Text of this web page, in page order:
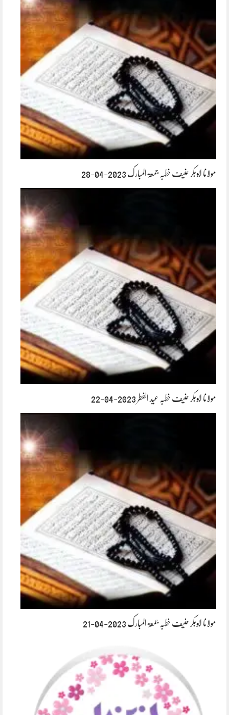
مولانا ابوبکر حنیف خطبہ جمعۃ المبارک 2023-04-28
مولانا ابوبکر حنیف خطبہ عید الفطر 2023-04-22
مولانا ابوبکر حنیف خطبہ جمعۃ المبارک 2023-04-21